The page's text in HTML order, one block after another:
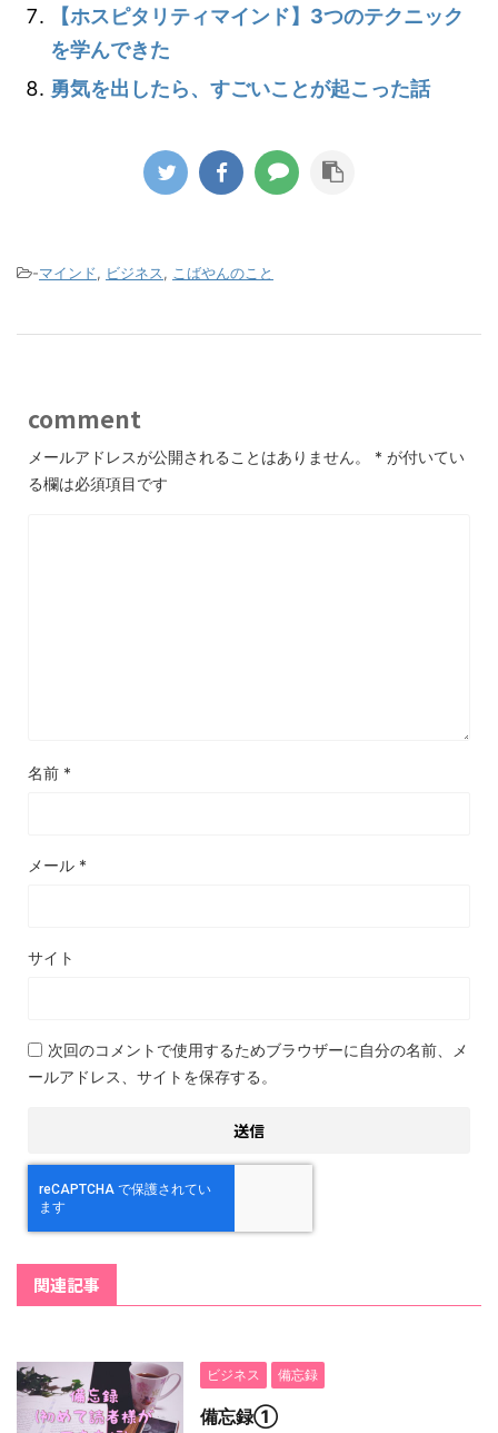
【ホスピタリティマインド】3つのテクニック
を学んできた
勇気を出したら、すごいことが起こった話
-マインド, ビジネス, こばやんのこと
comment
メールアドレスが公開されることはありません。 * が付いてい
る欄は必須項目です
名前 *
メール *
サイト
次回のコメントで使用するためブラウザーに自分の名前、メ
ールアドレス、サイトを保存する。
関連記事
ビジネス 備忘録
備忘録①